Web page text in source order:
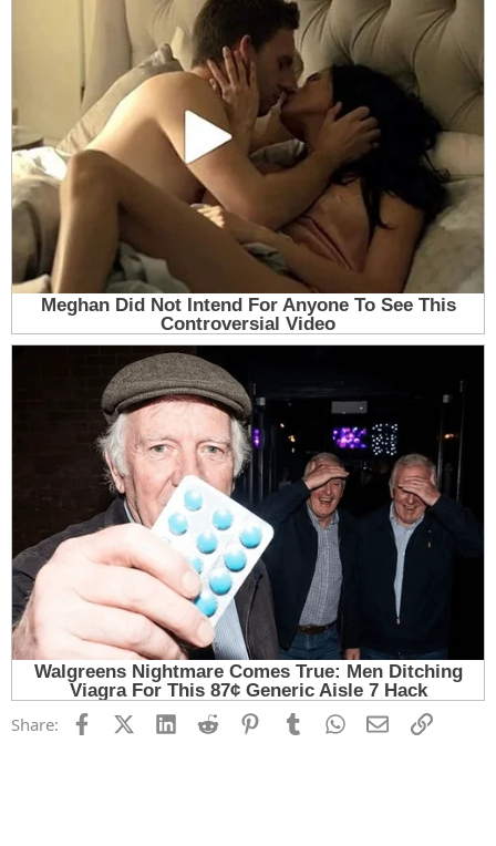
Share: FacebookX (Twitter)
LinkedInReddit PinterestTumblrWhatsApp
EmailLink